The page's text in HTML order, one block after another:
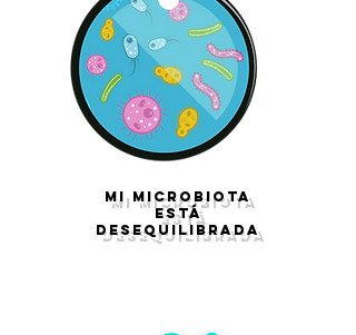
MI MICROBIOTA
ESTÁ
DESEQUILIBRADA